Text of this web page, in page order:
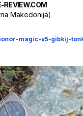
REVIEW.COM
Makedonija)
magic-v5-gibkij-